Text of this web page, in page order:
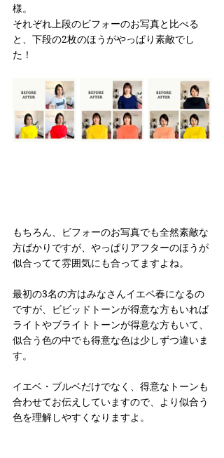
様。
それぞれ上段のビフォーのお写真と比べる
と、下段の2枚のほうがやっぱり素敵でし
た！
もちろん、ビフォーのお写真でも全然素敵な
方ばかりですが、やっぱりアフターのほうが
似合ってて雰囲気にも合ってますよね。
最初の3名の方はみなさんイエベ春になるの
ですが、ビビッドトーンが得意な方もいれば
ライトやブライトトーンが得意な方もいて、
似合う色の中でも得意な色は少しずつ違いま
す。
イエベ・ブルベだけでなく、得意なトーンも
合わせてお伝えしていますので、より似合う
色を理解しやすくなりますよ。